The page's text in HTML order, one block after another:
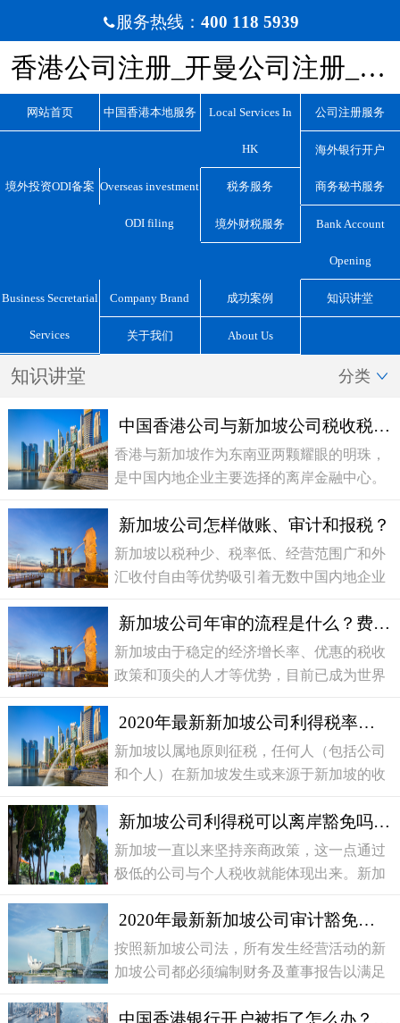
服务热线： 400 118 5939
香港公司注册_开曼公司注册_BVI公司注册_离岸公司注册_宏源国际咨询
网站首页 中国香港本地服务 Local Services In
HK
公司注册服务
海外银行开户
境外投资ODI备案 Overseas investment
ODI filing
税务服务 商务秘书服务
境外财税服务 Bank Account
Opening
Business Secretarial
Services
Company Brand 成功案例 知识讲堂
关于我们 About Us
知识讲堂 分类 
中国香港公司与新加坡公司税收税务的区别有哪些？
香港与新加坡作为东南亚两颗耀眼的明珠，
是中国内地企业主要选择的离岸金融中心。
使得双方经济发展各有特点。但两者相同
的，就是极少的税种和
新加坡公司怎样做账、审计和报税？
新加坡以税种少、税率低、经营范围广和外
汇收付自由等优势吸引着无数中国内地企业
税率低，但是报税的工作也不能忽视。和香
港公司一样新加坡公
新加坡公司年审的流程是什么？费用多少？
新加坡由于稳定的经济增长率、优惠的税收
政策和顶尖的人才等优势，目前已成为世界
多中国人纷纷在新加坡注册公司，作为国内
企业走向世界的有力
2020年最新新加坡公司利得税率是多少？应该如何计算？
新加坡以属地原则征税，任何人（包括公司
和个人）在新加坡发生或来源于新加坡的收
收入，都属于新加坡的应税收入，需要在新
加坡纳税。也就是说
新加坡公司利得税可以离岸豁免吗？需要哪些条件？
新加坡一直以来坚持亲商政策，这一点通过
极低的公司与个人税收就能体现出来。新加
外利得免税。以属地原则征税新加坡跟香港
一样，只针对源自新加
2020年最新新加坡公司审计豁免的条件是什么？
按照新加坡公司法，所有发生经营活动的新
加坡公司都必须编制财务及董事报告以满足
定审计报告。
中国香港银行开户被拒了怎么办？宏源国际咨询教你如何提高香港银行开户的成功率